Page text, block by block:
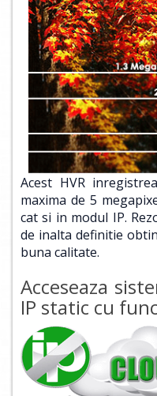
Acest HVR
maxima de 5
cat si in modul IP.
de inalta definitie
buna calitate.
Acceseaza
IP static cu